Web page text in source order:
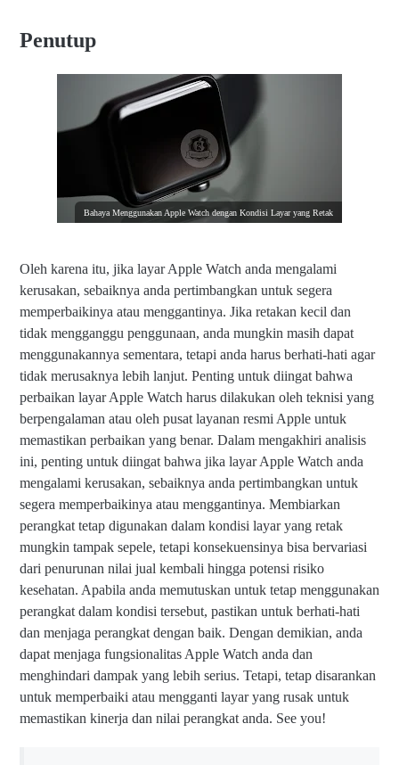
Penutup
Bahaya Menggunakan Apple Watch dengan Kondisi Layar yang Retak
Oleh karena itu, jika layar Apple Watch anda mengalami
kerusakan, sebaiknya anda pertimbangkan untuk segera
memperbaikinya atau menggantinya. Jika retakan kecil dan
tidak mengganggu penggunaan, anda mungkin masih dapat
menggunakannya sementara, tetapi anda harus berhati-hati agar
tidak merusaknya lebih lanjut. Penting untuk diingat bahwa
perbaikan layar Apple Watch harus dilakukan oleh teknisi yang
berpengalaman atau oleh pusat layanan resmi Apple untuk
memastikan perbaikan yang benar. Dalam mengakhiri analisis
ini, penting untuk diingat bahwa jika layar Apple Watch anda
mengalami kerusakan, sebaiknya anda pertimbangkan untuk
segera memperbaikinya atau menggantinya. Membiarkan
perangkat tetap digunakan dalam kondisi layar yang retak
mungkin tampak sepele, tetapi konsekuensinya bisa bervariasi
dari penurunan nilai jual kembali hingga potensi risiko
kesehatan. Apabila anda memutuskan untuk tetap menggunakan
perangkat dalam kondisi tersebut, pastikan untuk berhati-hati
dan menjaga perangkat dengan baik. Dengan demikian, anda
dapat menjaga fungsionalitas Apple Watch anda dan
menghindari dampak yang lebih serius. Tetapi, tetap disarankan
untuk memperbaiki atau mengganti layar yang rusak untuk
memastikan kinerja dan nilai perangkat anda. See you!